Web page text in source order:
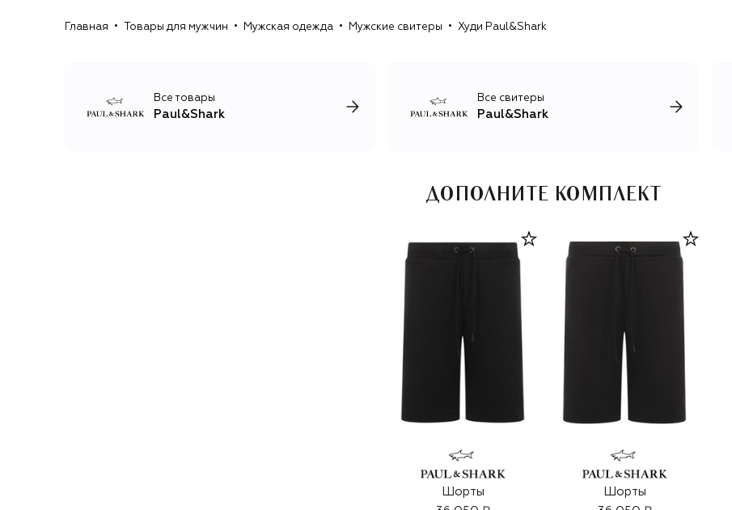
Главная Товары для мужчин Мужская одежда Мужские свитеры Худи Paul&Shark
Все товары
Paul&Shark
Все свитеры
Paul&Shark
ДОПОЛНИТЕ КОМПЛЕКТ
Шорты
Шорты